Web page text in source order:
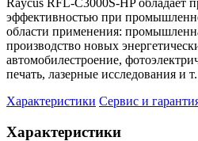
эффективностью при
области применения:
производство новых
автомобилестроение,
печать, лазерные исследования и
Характеристики Сервис и
Характеристики